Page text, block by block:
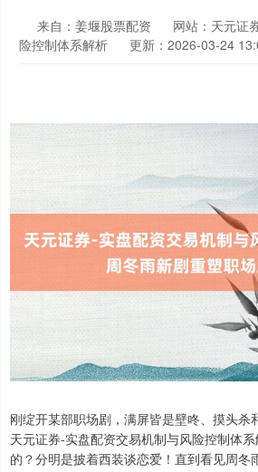
来自：姜堰股票配资
网站：天元证
险控制体系解析
更新：2026-03-24
刚绽开某部职场剧，满屏皆是壁咚、摸头
天元证券-实盘配资交易机制与风险控制体
的？分明是披着西装谈恋爱！直到看见周冬